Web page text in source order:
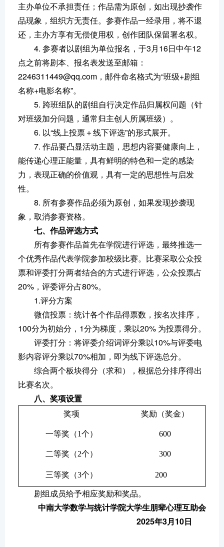
主办单位不承担责任；作品需为原创，如出现抄袭作
品现象，组织方无责任。参赛作品一经录用，将不退
还，主办方享有无偿使用权，创作团队保留署名权。
4. 参赛者以剧组为单位报名，于3月16日中午12
点之前将剧本、报名表发送至邮箱：
2246311449@qq.com，邮件命名格式为“班级+剧组
名称+电影名称”。
5. 跨班组队的剧组自行决定作品归属权问题（针
对班级加分问题，通常归主创人所属班级）。
6. 以“线上投票＋线下评选”的形式展开。
7. 作品要凸显活动主题，思想内容要健康向上，
能传递心理正能量，具有鲜明的特色和一定的感染
力，表现正确的价值观，具有一定的思想性与启发
性。
8. 所有参赛作品必须为原创，如果发现抄袭现
象，取消参赛资格。
七、作品评选方式
所有参赛作品首先在学院进行评选，最终推选一
个优秀作品代表学院参加校级比赛。比赛采取公众投
票和评委打分两者结合的方式进行评选，公众投票占
20%，评委评分占80%。
1.评分方案
微信投票：统计各个作品得票数，按名次排序，
100分为初始分，1分为梯度，乘以20% 为投票得分。
评委打分：将评委介绍词评分乘以10%与评委电
影内容评分乘以70%相加，即为线下评选总分。
综合两个板块得分（求和），根据总分排序得出
比赛名次。
八、奖项设置
奖项 奖励（奖⾦）
⼀等奖（1个） 600
⼆等奖（2个） 300
三等奖（3个） 200
剧组成员给予相应奖励和奖品。
中南大学数学与统计学院大学生朋辈心理互助会
2025年3月10日